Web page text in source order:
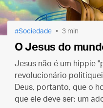
Sociedade 3 min
O Jesus do
Jesus não é um hippie
revolucionário
Deus, portanto, que o
que ele deve ser: um